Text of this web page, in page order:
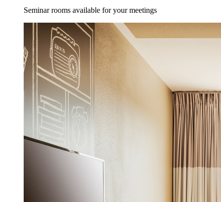
Seminar rooms available for your meetings